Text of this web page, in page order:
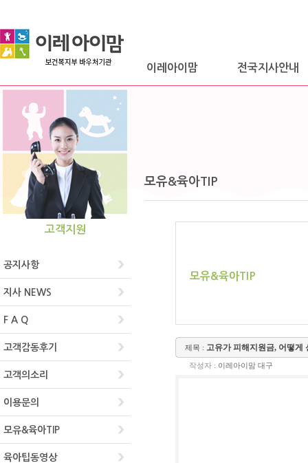
이레아이맘 전국지사안내
고객지원
공지사항
지사 NEWS
F A Q
고객감동후기
고객의소리
이용문의
모유&육아TIP
육아팁동영상
모유&육아TIP
모유&육아TIP